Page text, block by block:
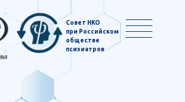
Совет НКО
при Российском
обществе
психиатров